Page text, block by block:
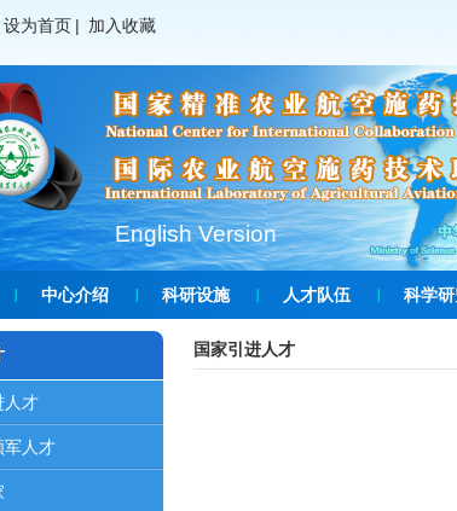
设为首页 | 加入收藏
English Version
中心介绍 科研设施 人才队伍 科学
人才
军人才
国家引进人才